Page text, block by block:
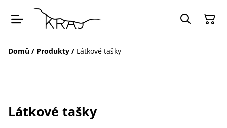
Domů / Produkty / Látkové tašky
Látkové tašky